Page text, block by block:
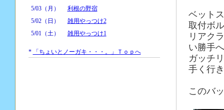
5/03（月）
利根の野宿
5/02（日）
雑用やっつけ2
5/01（土）
雑用やっつけ1
* 「ちょいとノーガキ・・・。」Ｔｏｐへ
ベット
取付ボ
リアク
い勝手
ガッチ
手く行
このバ